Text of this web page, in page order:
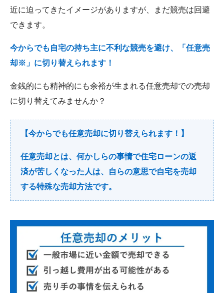
近に迫ってきたイメージがありますが、まだ競売は回避
できます。
今からでも自宅の持ち主に不利な競売を避け、「任意売
却※」に切り替えられます！
金銭的にも精神的にも余裕が生まれる任意売却での売却
に切り替えてみませんか？
【今からでも任意売却に切り替えられます！】
任意売却とは、何かしらの事情で住宅ローンの返
済が苦しくなった人は、自らの意思で自宅を売却
する特殊な売却方法です。